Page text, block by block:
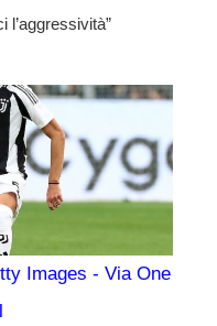
l’aggressività”
Images - Via One